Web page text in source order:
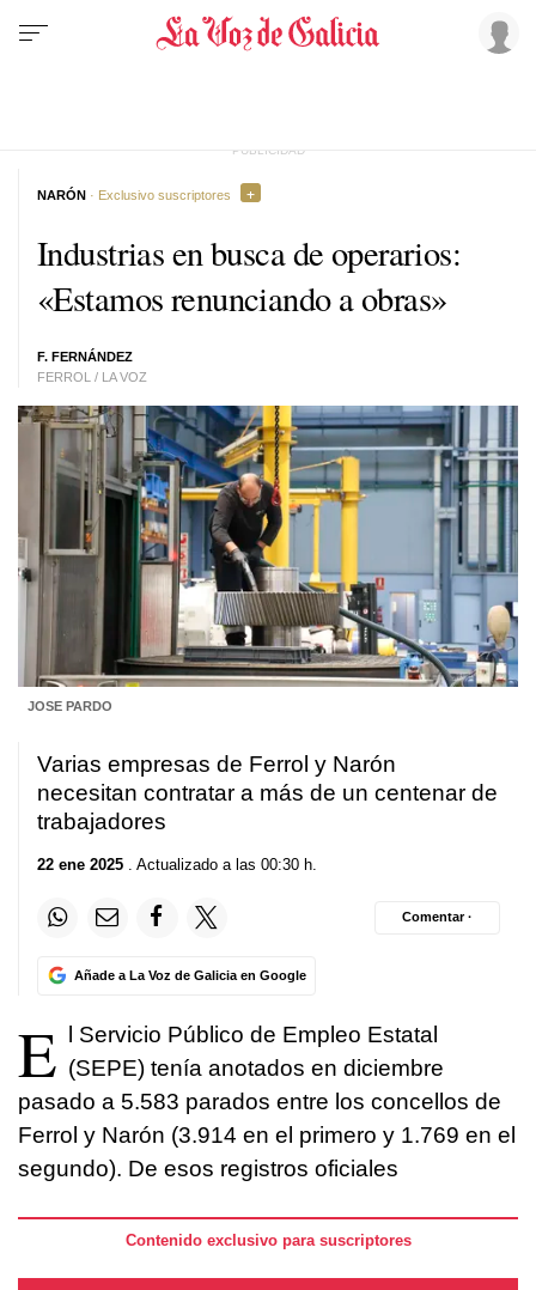
Industrias en busca de operarios:
«Estamos renunciando a obras»
F. FERNÁNDEZ
FERROL / LA VOZ
NARÓN · Exclusivo suscriptores
JOSE PARDO
Varias empresas de Ferrol y Narón
necesitan contratar a más de un centenar de
trabajadores
22 ene 2025 . Actualizado a las 00:30 h.
Añade a La Voz de Galicia en Google
Comentar ·
E l Servicio Público de Empleo Estatal
(SEPE) tenía anotados en diciembre
pasado a 5.583 parados entre los concellos de
Ferrol y Narón (3.914 en el primero y 1.769 en el
segundo). De esos registros oficiales
Contenido exclusivo para suscriptores